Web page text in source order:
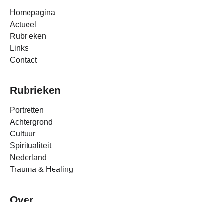
Homepagina
Actueel
Rubrieken
Links
Contact
Rubrieken
Portretten
Achtergrond
Cultuur
Spiritualiteit
Nederland
Trauma & Healing
Over